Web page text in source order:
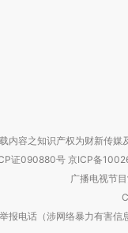
内容之知识产权为财新传媒
证090880号 京ICP备
广播电视节
报电话（涉网络暴力有害